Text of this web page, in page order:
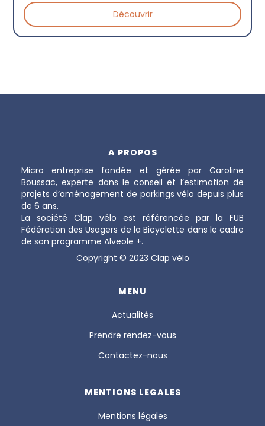
Découvrir
A PROPOS
Micro entreprise fondée et gérée par Caroline
Boussac, experte dans le conseil et l’estimation de
projets d’aménagement de parkings vélo depuis plus
de 6 ans.
La société Clap vélo est référencée par la FUB
Fédération des Usagers de la Bicyclette dans le cadre
de son programme Alveole +.
Copyright © 2023 Clap vélo
MENU
Actualités
Prendre rendez-vous
Contactez-nous
MENTIONS LEGALES
Mentions légales